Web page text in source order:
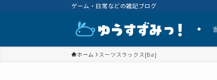
ゲーム・日常などの雑記ブログ
ホーム スーツスラックス[Ba]